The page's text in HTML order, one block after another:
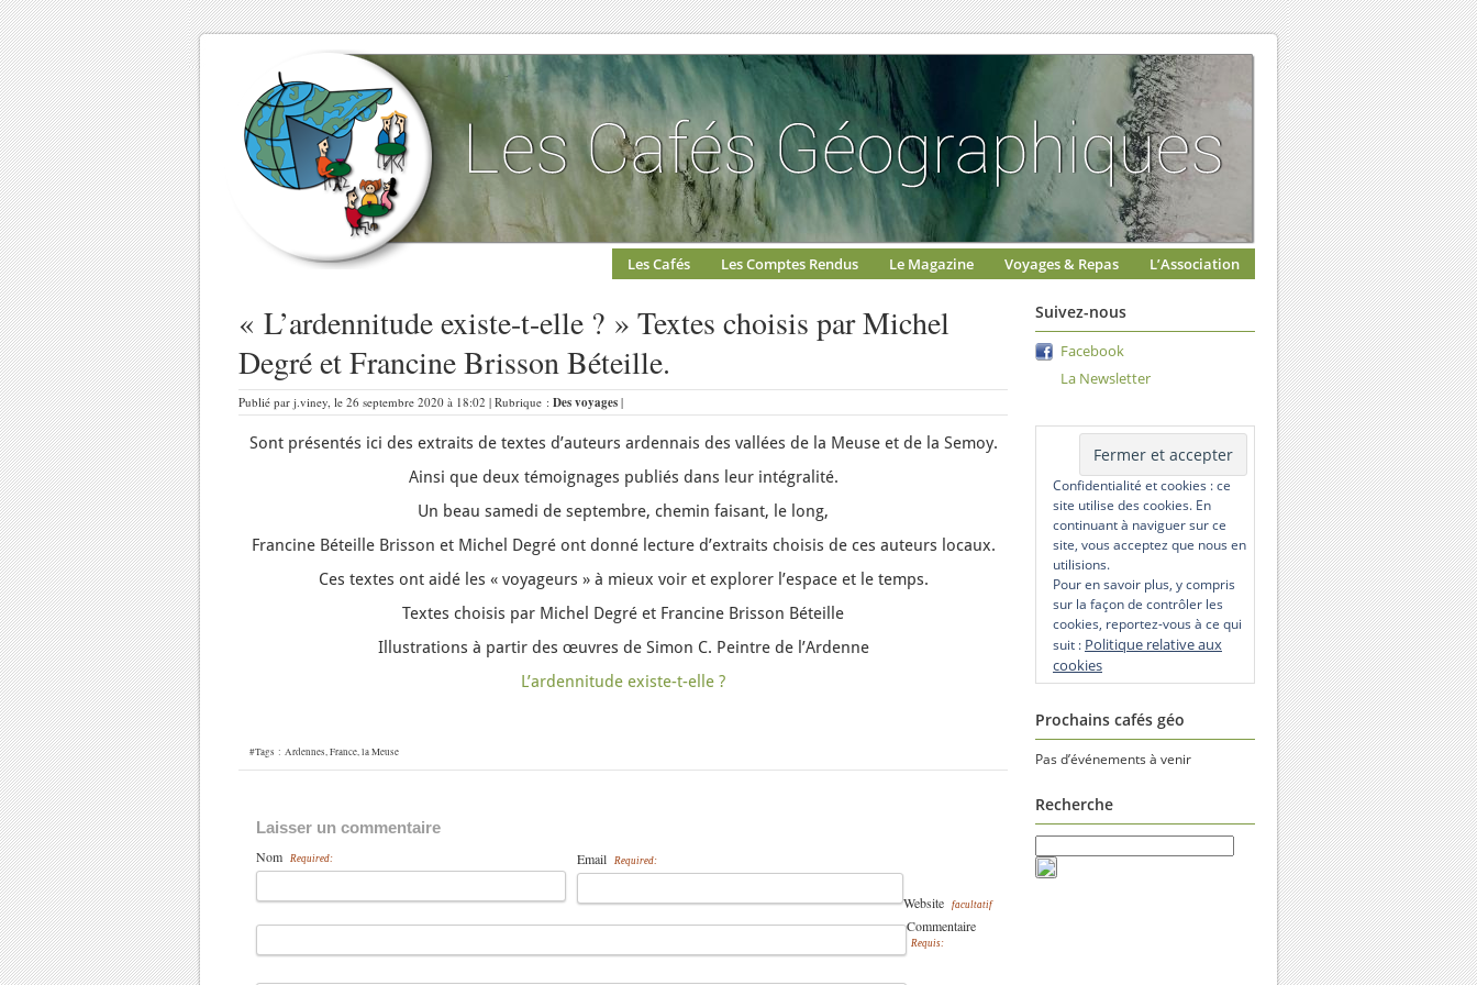
Les Cafés Les Comptes Rendus Le Magazine Voyages & Repas L’Association
« L’ardennitude existe-t-elle ? » Textes choisis par Michel
Degré et Francine Brisson Béteille.
Publié par j.viney, le 26 septembre 2020 à 18:02 | Rubrique : Des voyages |
Sont présentés ici des extraits de textes d’auteurs ardennais des vallées de la Meuse et de la Semoy.
Ainsi que deux témoignages publiés dans leur intégralité.
Un beau samedi de septembre, chemin faisant, le long,
Francine Béteille Brisson et Michel Degré ont donné lecture d’extraits choisis de ces auteurs locaux.
Ces textes ont aidé les « voyageurs » à mieux voir et explorer l’espace et le temps.
Textes choisis par Michel Degré et Francine Brisson Béteille
Illustrations à partir des œuvres de Simon C. Peintre de l’Ardenne
L’ardennitude existe-t-elle ?
#Tags : Ardennes,France,la Meuse
Laisser un commentaire
Nom Required: Email Required:
Website facultatif
Commentaire
Requis:
Suivez-nous
Facebook
La Newsletter
Confidentialité et cookies : ce
site utilise des cookies. En
continuant à naviguer sur ce
site, vous acceptez que nous en
utilisions.
Pour en savoir plus, y compris
sur la façon de contrôler les
cookies, reportez-vous à ce qui
suit : Politique relative aux
cookies
Prochains cafés géo
Pas d’événements à venir
Recherche